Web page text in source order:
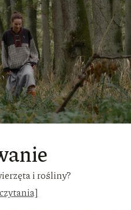
i rośliny?